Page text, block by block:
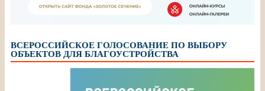
ВСЕРОССИЙСКОЕ ГОЛОСОВАНИЕ ПО ВЫБОРУ
ОБЪЕКТОВ ДЛЯ БЛАГОУСТРОЙСТВА